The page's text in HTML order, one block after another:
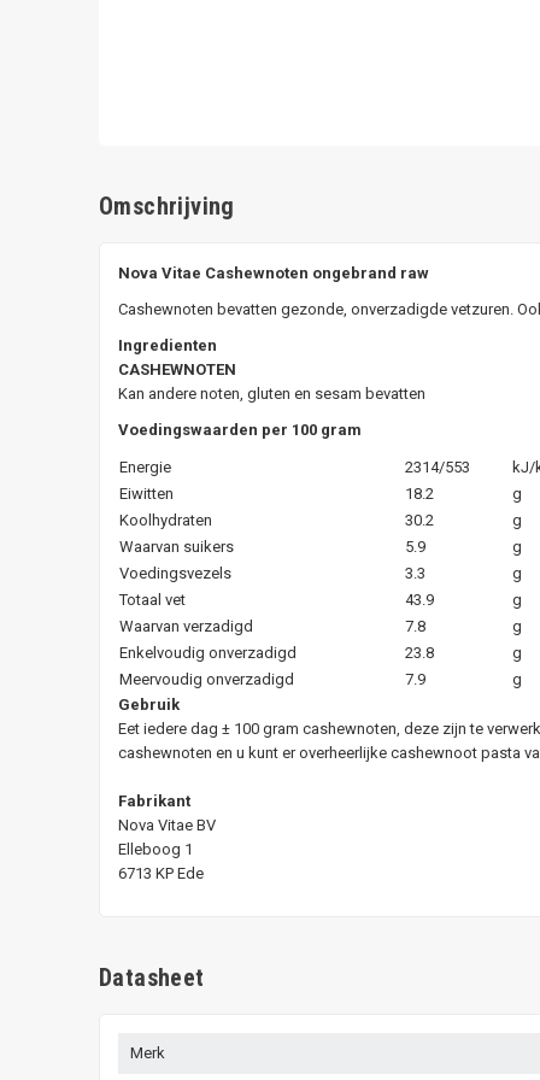
Omschrijving
Nova Vitae Cashewnoten ongebrand raw
Cashewnoten bevatten gezonde, onverzadigde vetzuren.
Ingredienten
CASHEWNOTEN
Kan andere noten, gluten en sesam bevatten
Voedingswaarden per 100 gram
Energie 2314/553
kJ/
Eiwitten
18.2
g
Koolhydraten
30.2
g
Waarvan suikers
5.9
g
Voedingsvezels
3.3
g
Totaal vet
43.9
g
Waarvan verzadigd
7.8
g
Enkelvoudig onverzadigd
23.8
g
Meervoudig onverzadigd
7.9
g
Gebruik
Eet iedere dag ± 100 gram cashewnoten, deze zijn te
cashewnoten en u kunt er overheerlijke cashewnoot pasta
Fabrikant
Nova Vitae BV
Elleboog 1
6713 KP Ede
Datasheet
Merk